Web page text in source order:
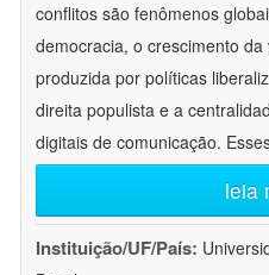
conflitos são fenômenos
democracia, o crescimento
produzida por políticas
direita populista e a
digitais de comunicação.
leia
Instituição/UF/País: